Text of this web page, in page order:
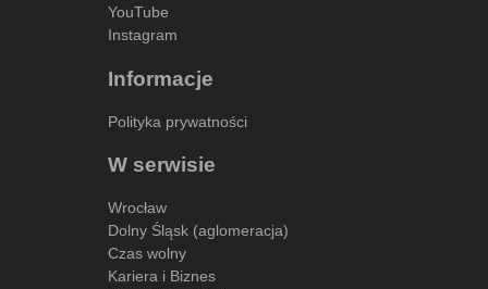
YouTube
Instagram
Informacje
Polityka prywatności
W serwisie
Wrocław
Dolny Śląsk (aglomeracja)
Czas wolny
Kariera i Biznes